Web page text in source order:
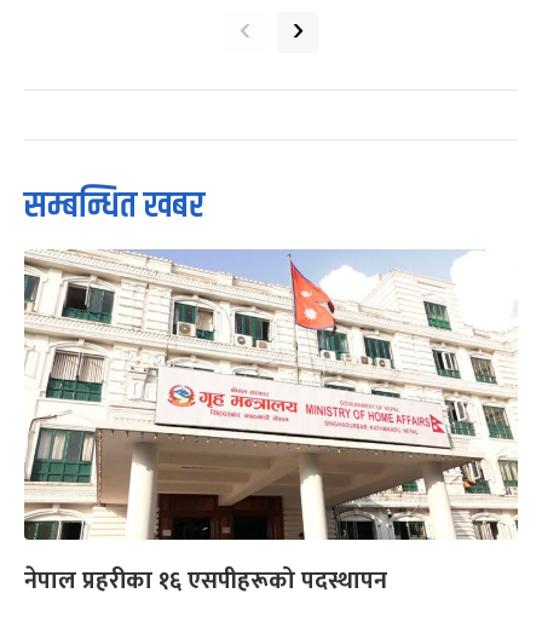
‹ ›
सम्बन्धित खबर
नेपाल प्रहरीका १६ एसपीहरूको पदस्थापन